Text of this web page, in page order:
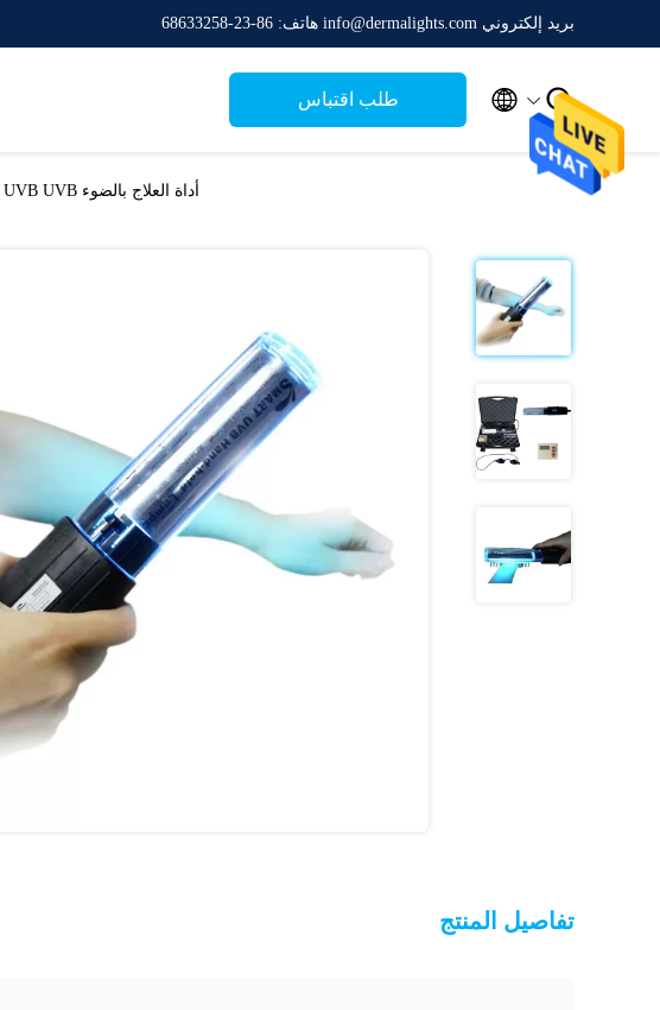
بريد إلكتروني info@dermalights.com هاتف: 86-23-68633258
طلب اقتباس  
أداة العلاج بالضوء UVB UVB
تفاصيل المنتج